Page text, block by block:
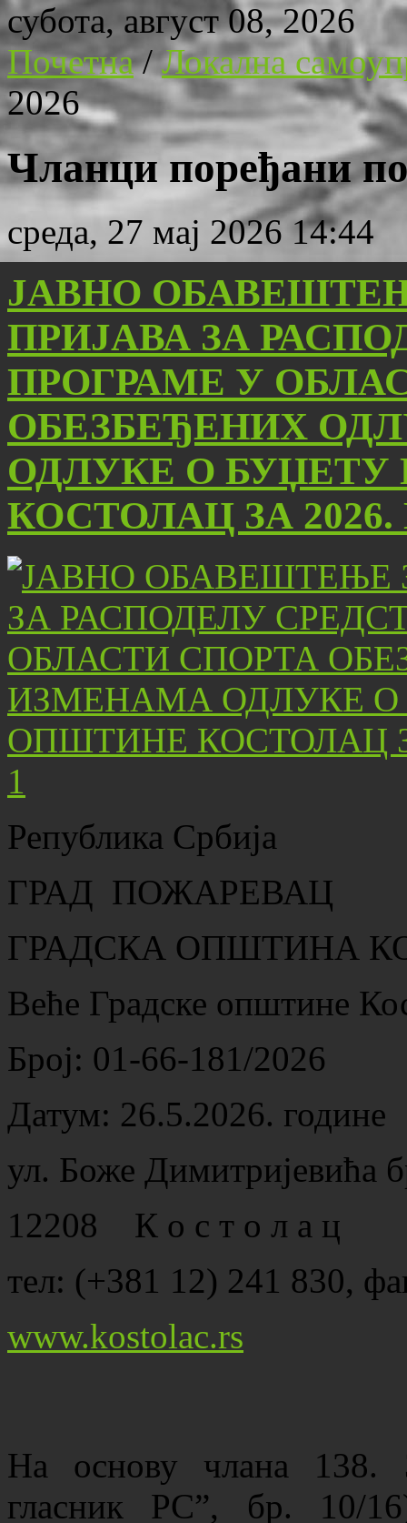
субота, август 08, 2026
Почетна/Локална
2026
Чланци поређани
среда, 27 мај 2026 14:44
ЈАВНО
ПРИЈАВА ЗА
ПРОГРАМЕ У
ОБЕЗБЕЂЕНИХ
ОДЛУКЕ О
КОСТОЛАЦ ЗА
Република Србија
ГРАД ПОЖАРЕВАЦ
ГРАДСКА ОПШТИНА
Веће Градске општине
Број: 01-66-181/2026
Датум: 26.5.2026. године
ул. Боже Димитријевића
12208 К о с т о л а ц
тел: (+381 12) 241 830,
www.kostolac.rs
Нa oснoву члaнa 138.
гласник РС”, бр. 10/